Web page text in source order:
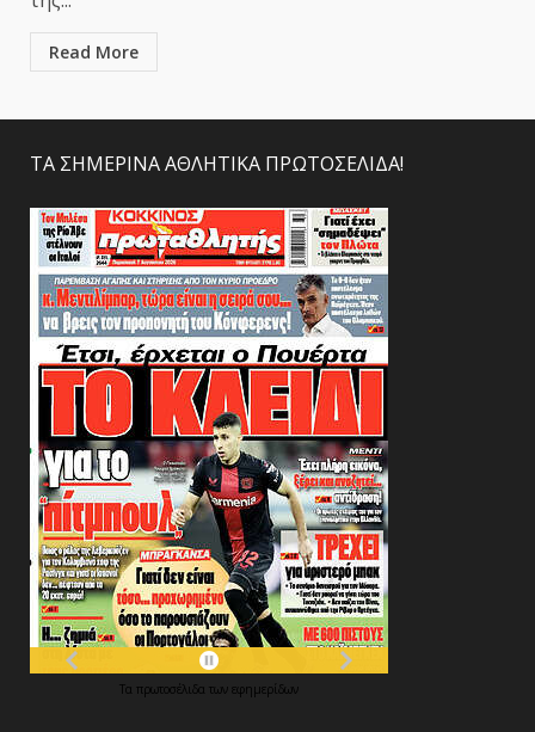
Read More
ΤΑ ΣΗΜΕΡΙΝΑ ΑΘΛΗΤΙΚΑ ΠΡΩΤΟΣΕΛΙΔΑ!
Τα πρωτοσέλιδα των εφημερίδων